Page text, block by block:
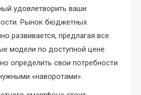
удовлетворить ваши
Рынок бюджетных
развивается, предлагая все
модели по доступной цене.
определить свои потребности
«наворотами».